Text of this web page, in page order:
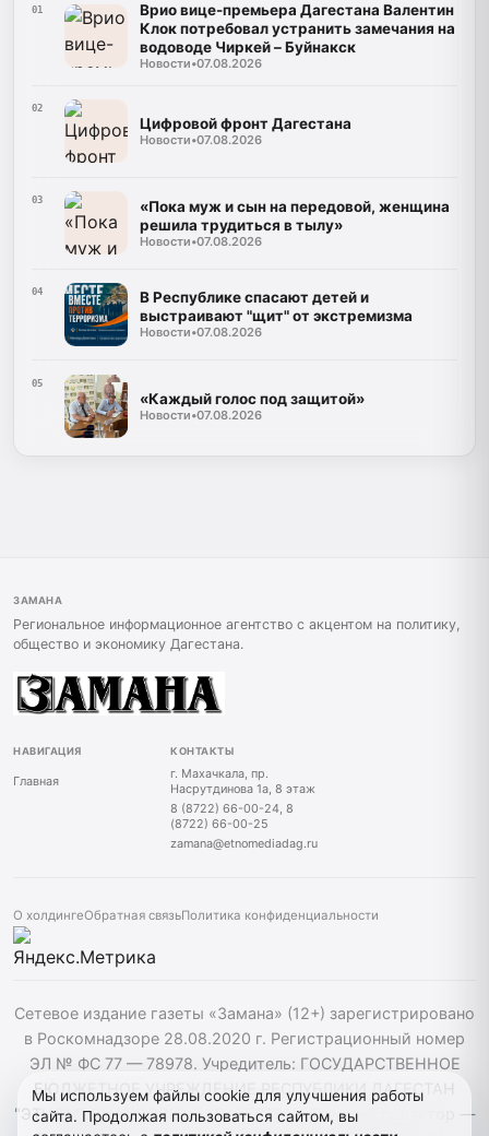
01
Врио вице-премьера Дагестана Валентин
Клок потребовал устранить замечания на
водоводе Чиркей – Буйнакск
Новости•07.08.2026
02
Цифровой фронт Дагестана
Новости•07.08.2026
03
«Пока муж и сын на передовой, женщина
решила трудиться в тылу»
Новости•07.08.2026
04
В Республике спасают детей и
выстраивают "щит" от экстремизма
Новости•07.08.2026
05
«Каждый голос под защитой»
Новости•07.08.2026
ЗАМАНА
Региональное информационное агентство с акцентом на политику,
общество и экономику Дагестана.
НАВИГАЦИЯ
Главная
КОНТАКТЫ
г. Махачкала, пр.
Насрутдинова 1а, 8 этаж
8 (8722) 66-00-24, 8
(8722) 66-00-25
zamana@etnomediadag.ru
О холдингеОбратная связьПолитика конфиденциальности
Сетевое издание газеты «Замана» (12+) зарегистрировано
в Роскомнадзоре 28.08.2020 г. Регистрационный номер
ЭЛ № ФС 77 — 78978. Учредитель: ГОСУДАРСТВЕННОЕ
БЮДЖЕТНОЕ УЧРЕЖДЕНИЕ РЕСПУБЛИКИ ДАГЕСТАН
"ЭТНОМЕДИАХОЛДИНГ "ДАГЕСТАН". Главный редактор —
Мы используем файлы cookie для улучшения работы
сайта. Продолжая пользоваться сайтом, вы